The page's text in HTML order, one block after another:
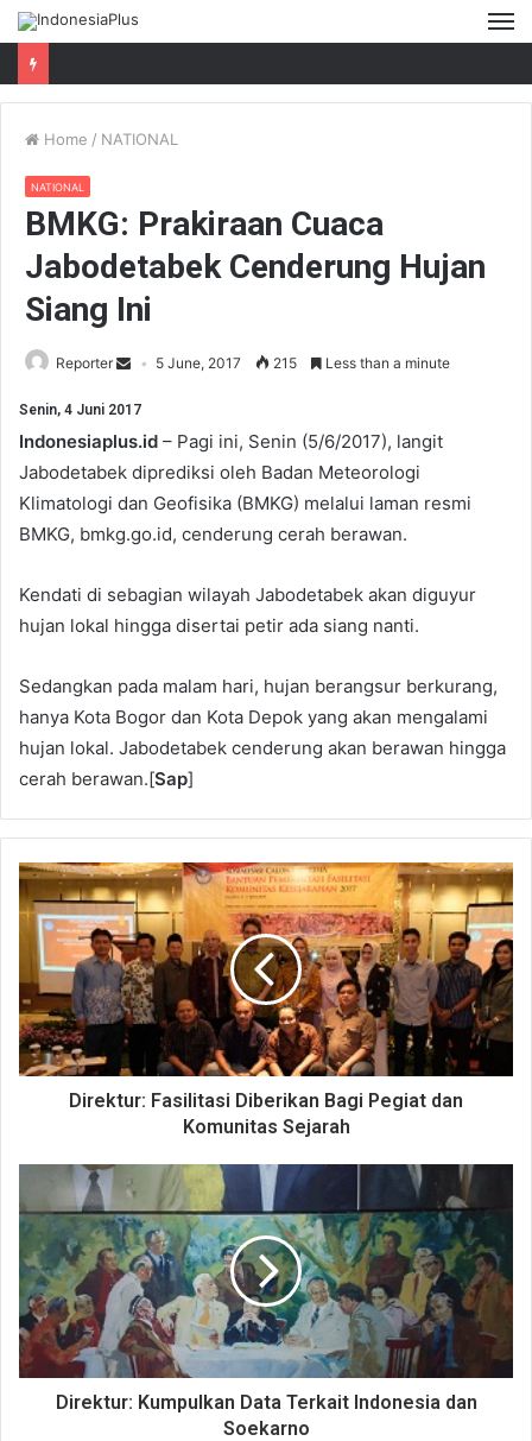
Home / NATIONAL
NATIONAL
BMKG: Prakiraan Cuaca
Jabodetabek Cenderung Hujan
Siang Ini
Reporter 5 June, 2017 215 Less than a minute
Senin, 4 Juni 2017
Indonesiaplus.id – Pagi ini, Senin (5/6/2017), langit
Jabodetabek diprediksi oleh Badan Meteorologi
Klimatologi dan Geofisika (BMKG) melalui laman resmi
BMKG, bmkg.go.id, cenderung cerah berawan.
Kendati di sebagian wilayah Jabodetabek akan diguyur
hujan lokal hingga disertai petir ada siang nanti.
Sedangkan pada malam hari, hujan berangsur berkurang,
hanya Kota Bogor dan Kota Depok yang akan mengalami
hujan lokal. Jabodetabek cenderung akan berawan hingga
cerah berawan.[Sap]
Direktur: Fasilitasi Diberikan Bagi Pegiat dan
Komunitas Sejarah
Direktur: Kumpulkan Data Terkait Indonesia dan
Soekarno